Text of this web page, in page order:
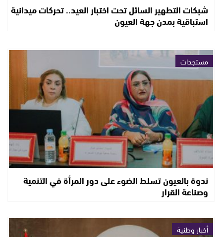
شبكات التطهير السائل تحت اختبار العيد.. تحركات ميدانية
استباقية بمدن جهة العيون
مستجدات
ندوة بالعيون تسلط الضوء على دور المرأة في التنمية
وصناعة القرار
أخبار وطنية